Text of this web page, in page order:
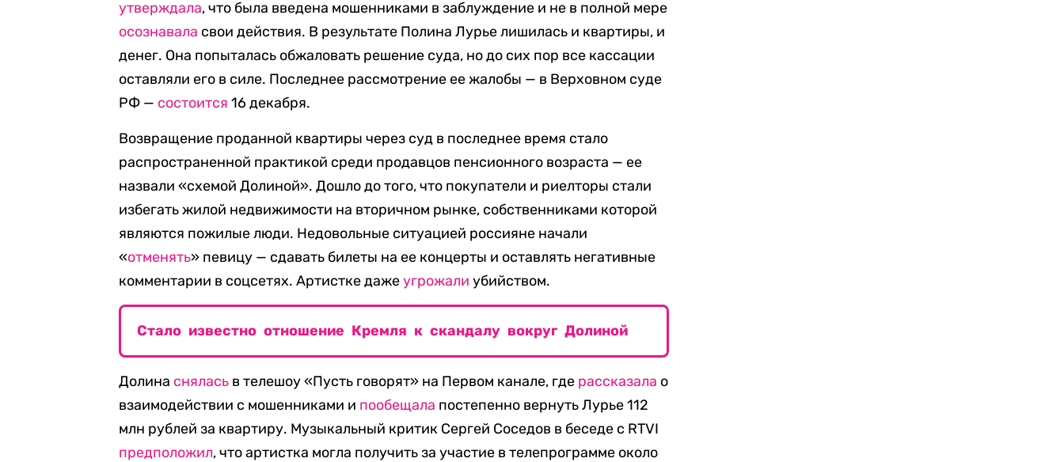
утверждала, что была введена мошенниками в заблуждение и не в полной мере
осознавала свои действия. В результате Полина Лурье лишилась и квартиры, и
денег. Она попыталась обжаловать решение суда, но до сих пор все кассации
оставляли его в силе. Последнее рассмотрение ее жалобы — в Верховном суде
РФ — состоится 16 декабря.
Возвращение проданной квартиры через суд в последнее время стало
распространенной практикой среди продавцов пенсионного возраста — ее
назвали «схемой Долиной». Дошло до того, что покупатели и риелторы стали
избегать жилой недвижимости на вторичном рынке, собственниками которой
являются пожилые люди. Недовольные ситуацией россияне начали
«отменять» певицу — сдавать билеты на ее концерты и оставлять негативные
комментарии в соцсетях. Артистке дажеугрожали убийством.
Стало известно отношение Кремля к скандалу вокруг Долиной
Долина снялась в телешоу «Пусть говорят» на Первом канале, где рассказала о
взаимодействии с мошенниками и пообещала постепенно вернуть Лурье 112
млн рублей за квартиру. Музыкальный критик Сергей Соседов в беседе с RTVI
предположил, что артистка могла получить за участие в телепрограмме около